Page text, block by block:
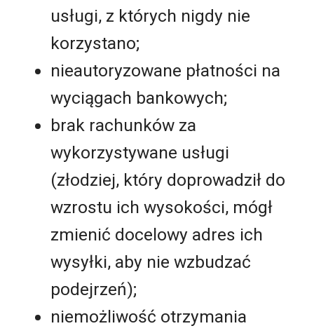
usługi, z których nigdy nie
korzystano;
nieautoryzowane płatności na
wyciągach bankowych;
brak rachunków za
wykorzystywane usługi
(złodziej, który doprowadził do
wzrostu ich wysokości, mógł
zmienić docelowy adres ich
wysyłki, aby nie wzbudzać
podejrzeń);
niemożliwość otrzymania